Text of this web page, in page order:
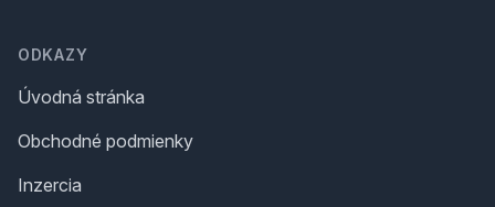
ODKAZY
Úvodná stránka
Obchodné podmienky
Inzercia